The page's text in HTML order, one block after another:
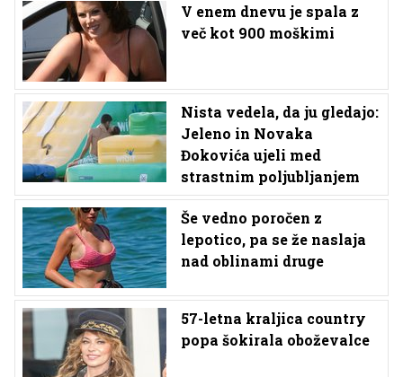
V enem dnevu je spala z
več kot 900 moškimi
Nista vedela, da ju gledajo:
Jeleno in Novaka
Đokovića ujeli med
strastnim poljubljanjem
Še vedno poročen z
lepotico, pa se že naslaja
nad oblinami druge
57-letna kraljica country
popa šokirala oboževalce